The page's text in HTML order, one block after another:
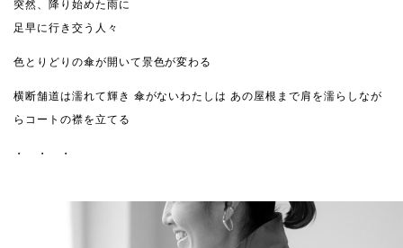
突然、降り始めた雨に
足早に行き交う人々
色とりどりの傘が開いて景色が変わる
横断舗道は濡れて輝き 傘がないわたしは あの屋根まで肩を濡らしなが
らコートの襟を立てる
・ ・ ・